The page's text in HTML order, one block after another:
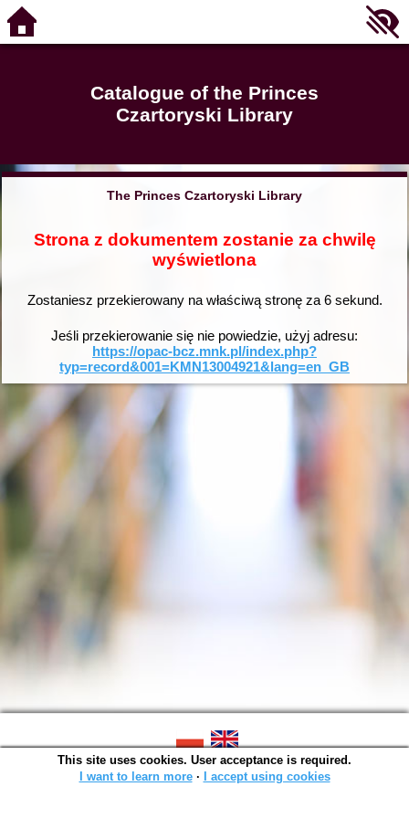
Catalogue of the Princes
Czartoryski Library
The Princes Czartoryski Library
Strona z dokumentem zostanie za chwilę
wyświetlona
Zostaniesz przekierowany na właściwą stronę za 6sekund.
Jeśli przekierowanie się nie powiedzie, użyj adresu:
https://opac-bcz.mnk.pl/index.php?
typ=record&001=KMN13004921&lang=en_GB
SOWA OPAC v. 6.11.10 (2026-07-24)
Generated in 0,0016 s.
This site uses cookies. User acceptance is required.
I want to learn more∙ I accept using cookies